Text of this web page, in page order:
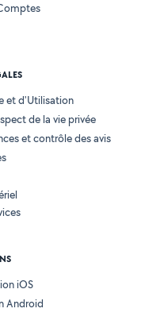
et d'Utilisation
de la vie privée
et contrôle des avis
iOS
Android